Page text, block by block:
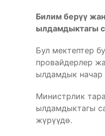
Билим берүү
ылдамдыктагы
Бул мектептер
провайдерлер
ылдамдык начар
Министрлик
ылдамдыктагы
жүрүүдө.